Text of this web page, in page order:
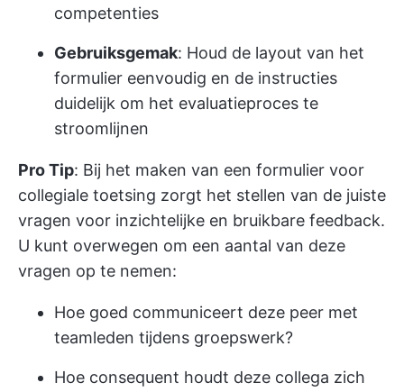
competenties
Gebruiksgemak: Houd de layout van het
formulier eenvoudig en de instructies
duidelijk om het evaluatieproces te
stroomlijnen
Pro Tip: Bij het maken van een formulier voor
collegiale toetsing zorgt het stellen van de juiste
vragen voor inzichtelijke en bruikbare feedback.
U kunt overwegen om een aantal van deze
vragen op te nemen:
Hoe goed communiceert deze peer met
teamleden tijdens groepswerk?
Hoe consequent houdt deze collega zich